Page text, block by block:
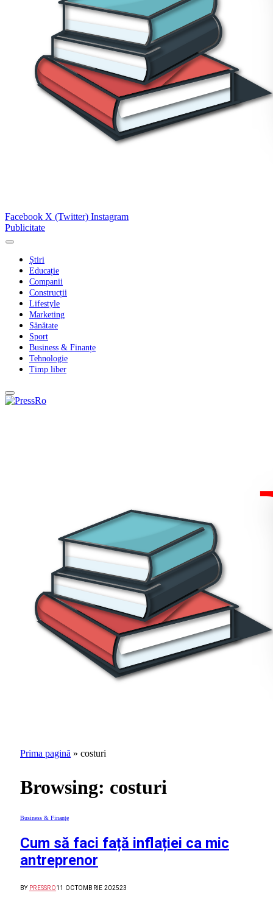
Facebook X (Twitter) Instagram
Publicitate
Știri
Educație
Companii
Construcții
Lifestyle
Marketing
Sănătate
Sport
Business & Finanțe
Tehnologie
Timp liber
Prima pagină » costuri
Browsing: costuri
Business & Finanțe
Cum să faci față inflației ca mic
antreprenor
BY PRESSRO11 OCTOMBRIE 202523